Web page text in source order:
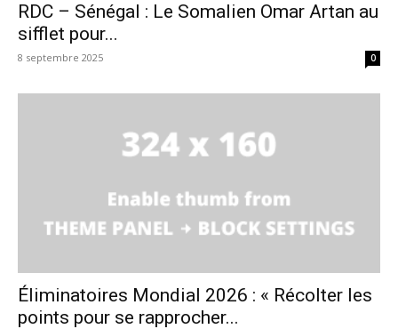
RDC – Sénégal : Le Somalien Omar Artan au
sifflet pour...
8 septembre 2025 0
Éliminatoires Mondial 2026 : « Récolter les
points pour se rapprocher...